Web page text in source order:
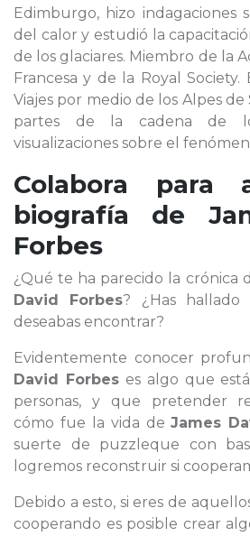
Edimburgo, hizo indagaciones
del calor y estudió la
de los glaciares. Miembro de la
Francesa y de la Royal
Viajes por medio de los Alpes de
partes de la cadena de
visualizaciones sobre el
Colabora para
biografía de
Forbes
¿Qué te ha parecido la crónica
David Forbes? ¿Has
deseabas encontrar?
Evidentemente conocer
David Forbeses algo que
personas, y que pretender
cómo fue la vida deJames
suerte de puzzleque con
logremos reconstruir si
Debido a esto, si eres de
cooperando es posible crear